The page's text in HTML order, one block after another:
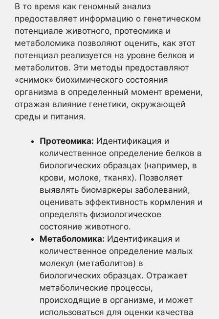
В то время как геномный анализ
предоставляет информацию о генетическом
потенциале животного, протеомика и
метаболомика позволяют оценить, как этот
потенциал реализуется на уровне белков и
метаболитов. Эти методы предоставляют
«снимок» биохимического состояния
организма в определенный момент времени,
отражая влияние генетики, окружающей
среды и питания.
Протеомика: Идентификация и
количественное определение белков в
биологических образцах (например, в
крови, молоке, тканях). Позволяет
выявлять биомаркеры заболеваний,
оценивать эффективность кормления и
определять физиологическое
состояние животного.
Метаболомика: Идентификация и
количественное определение малых
молекул (метаболитов) в
биологических образцах. Отражает
метаболические процессы,
происходящие в организме, и может
использоваться для оценки качества